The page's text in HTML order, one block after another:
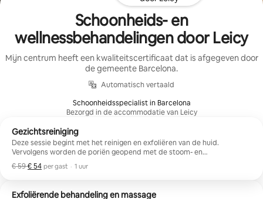
Schoonheids- en
wellnessbehandelingen door Leicy
Mijn centrum heeft een kwaliteitscertificaat dat is afgegeven door
de gemeente Barcelona.
Automatisch vertaald
Schoonheidsspecialist in Barcelona
Bezorgd in de accommodatie van Leicy
Gezichtsreiniging
Deze sessie begint met het reinigen en exfoliëren van de huid.
Vervolgens worden de poriën geopend met de stoom- en
aromatherapie-applicatie. Vervolgens worden onzuiverheden
verwijderd en wordt een hoge frequentie gebruikt om de huid te
product aangebracht.
€ 59€ 54€ 54 per gast, voorheen € 59
per gast
, · 1 uur
Exfoliërende behandeling en massage